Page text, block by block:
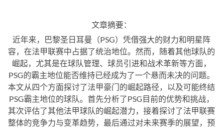
文章摘要：
近年来，巴黎圣日耳曼（PSG）凭借强大的财力和明星阵
容，在法甲联赛中占据了统治地位。然而，随着其他球队的
崛起，尤其是在球队管理、球员引进和战术革新等方面，
PSG的霸主地位能否维持已经成为了一个悬而未决的问题。
本文从四个方面探讨了法甲豪门的崛起路径，以及可能终结
PSG霸主地位的球队。首先分析了PSG目前的优势和挑战，
其次评估了其他法甲球队的崛起潜力，接着探讨了法甲联赛
整体的竞争力与变革趋势，最后通过对未来赛季的展望，预